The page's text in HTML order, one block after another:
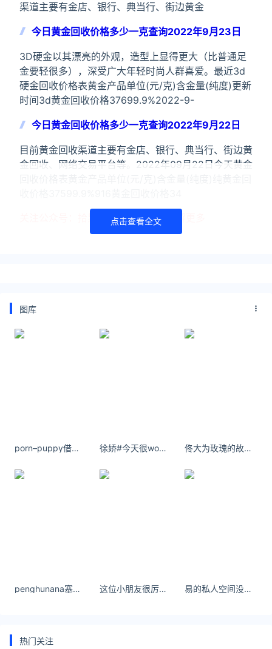
渠道主要有金店、银行、典当行、街边黄金
今日黄金回收价格多少一克查询2022年9月23日
3D硬金以其漂亮的外观，造型上显得更大（比普通足
金要轻很多），深受广大年轻时尚人群喜爱。最近3d
硬金回收价格表黄金产品单位(元/克)含金量(纯度)更新
时间3d黄金回收价格37699.9%2022-9-
今日黄金回收价格多少一克查询2022年9月22日
目前黄金回收渠道主要有金店、银行、典当行、街边黄
金回收、网络交易平台等。2022年09月22日今天黄金
关注公众号：拾黑（shiheibook）了解更多
https://law.ijiandao.com/
*文章为作者独立观点，不代表 黄金网 立场
点击查看全文
图库
porn–puppy借一把清风吹开阴霾 接一碗烈酒谈笑风生 徐娇#今天很wow# 我拥有我的盛开 佟大为玫瑰的故事饰演黄振华
penghunana塞纳河畔夜空的星光折射出星芒 - 小红书 这位小朋友很厉害 一秒入夏的快乐 - 小红书 易的私人空间没有医保和寿险的 天黑后不要见义勇为
热门关注